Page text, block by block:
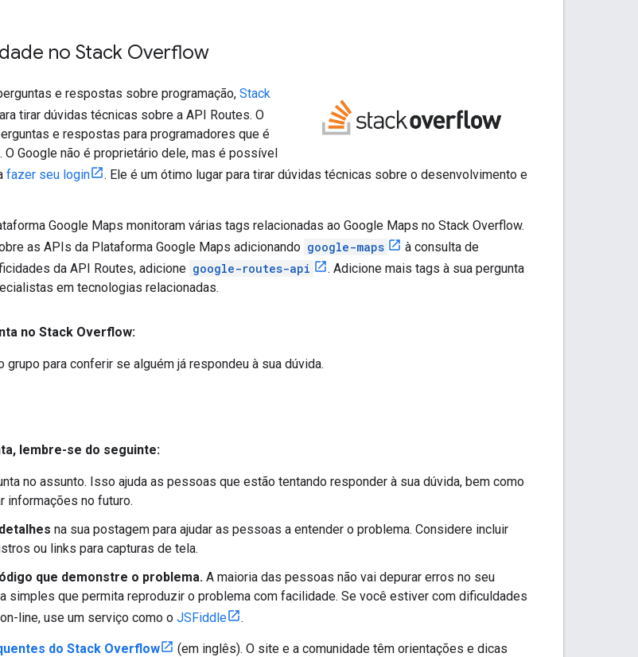
no Stack Overflow
e respostas sobre programação, Stack
tirar dúvidas técnicas sobre a API Routes. O
e respostas para programadores que é
O Google não é proprietário dele, mas é possível
fazer seu login
. Ele é um ótimo lugar para tirar dúvidas técnicas sobre o desenvolvimento e
Google Maps monitoram várias tags relacionadas ao Google Maps no Stack Overflow.
as APIs da Plataforma Google Maps adicionando google-maps
à consulta de
da API Routes, adicione google-routes-api
. Adicione mais tags à sua pergunta
em tecnologias relacionadas.
no Stack Overflow:
grupo para conferir se alguém já respondeu à sua dúvida.
, lembre-se do seguinte:
no assunto. Isso ajuda as pessoas que estão tentando responder à sua dúvida, bem como
informações no futuro.
na sua postagem para ajudar as pessoas a entender o problema. Considere incluir
ou links para capturas de tela.
que demonstre o problema. A maioria das pessoas não vai depurar erros no seu
simples que permita reproduzir o problema com facilidade. Se você estiver com dificuldades
line, use um serviço como o JSFiddle .
do Stack Overflow
(em inglês). O site e a comunidade têm orientações e dicas